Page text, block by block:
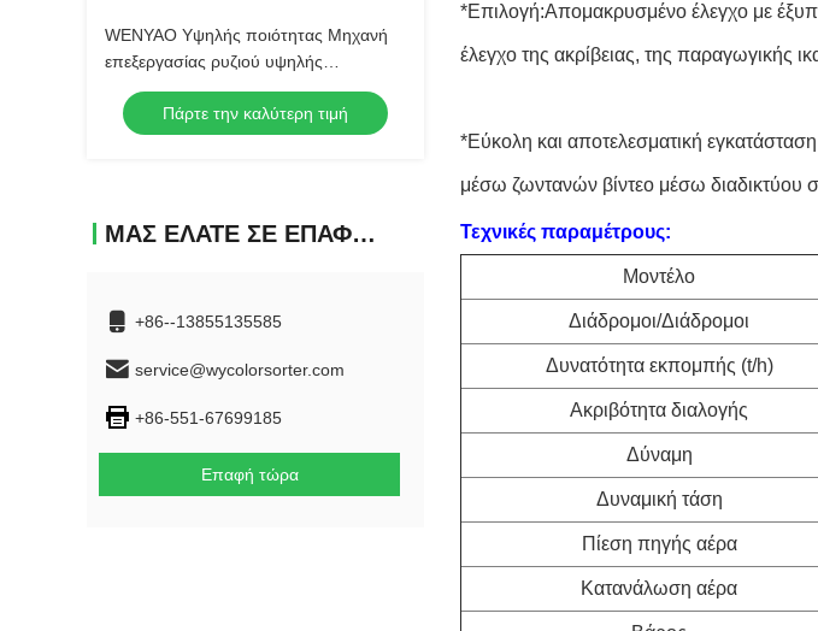
WENYAO Υψηλής ποιότητας Μηχανή
επεξεργασίας ρυζιού υψηλής
χωρητικότητας στη γεωργία, Ιαπωνία
για αισθητήρα CCD 0,999 Ακρίβεια
Χρώμα
Πάρτε την καλύτερη τιμή
ΜΑΣ ΕΛΆΤΕ ΣΕ ΕΠΑΦΉ ΜΕ
+86--13855135585
service@wycolorsorter.com
+86-551-67699185
Επαφή τώρα
*Επιλογή:Απομακρυσμένο έλεγχο με
έλεγχο της ακρίβειας, της παραγωγικής
*Εύκολη και αποτελεσματική
μέσω ζωντανών βίντεο μέσω διαδικτύου
Τεχνικές παραμέτρους:
Μοντέλο
Διάδρομοι/Διάδρομοι
Δυνατότητα εκπομπής (t/h)
Ακριβότητα διαλογής
Δύναμη
Δυναμική τάση
Πίεση πηγής αέρα
Κατανάλωση αέρα